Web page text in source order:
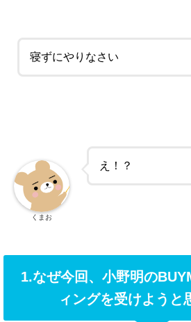
寝ずにやりなさい
え！？
くまお
1.なぜ今回、小野明の
ィングを受けようと